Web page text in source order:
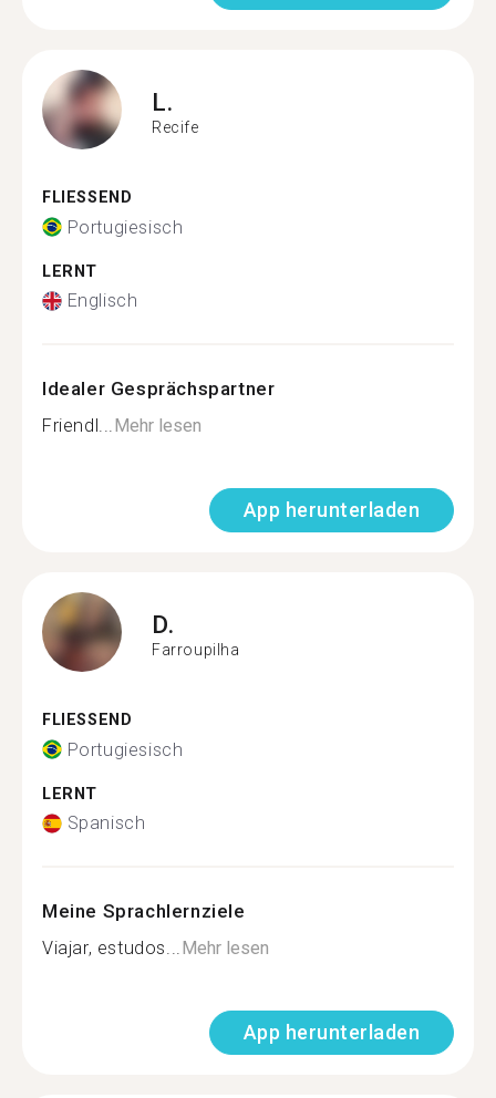
L.
Recife
FLIESSEND
Portugiesisch
LERNT
Englisch
Idealer Gesprächspartner
Friendl...Mehr lesen
App herunterladen
D.
Farroupilha
FLIESSEND
Portugiesisch
LERNT
Spanisch
Meine Sprachlernziele
Viajar, estudos...Mehr lesen
App herunterladen